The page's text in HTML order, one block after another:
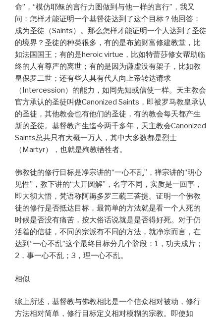
命”，“模仿耶稣的言行力图做到与他一样的言行”，我又
问：怎样才能证明一个基督徒达到了这个目标？他回答：
成为圣徒（Saints）。那么怎样才能证明一个人达到了圣徒
的境界？圣徒的种类很多，有的是布施财富修建教堂，比
如法国国王；有的是heroic virtue，比如特蕾莎修女帮助临
终的人有尊严的离世；有的是因为谦虚没有架子，比如教
皇保罗二世；还有些人具有代人向上帝转达请求
（Intercession）的能力，如同先知或信使一样。天主教会
官方承认的圣徒叫做Canonized Saints，即被罗马教皇承认
的圣徒，其他教会也有他们的圣徒，有的教会每天都产生
新的圣徒。基督教产生迄今两千多年，天主教会Canonized
Saints总共只有大概一万人，其中大多数都是烈士
（Martyr），也就是殉教牺牲者。
佛教徒的修行目标是净宗讲的“一心不乱”，禅宗讲的“明心
见性”，教下讲的“大开圆解”，名字不同，实质是一回事，
即大彻大悟，梵语称阿耨多罗三藐三菩提。证明一个佛教
徒的修行是否抵达目标，最简单的方法就是看一个人死的
时候是否没有痛苦，按大俗话说就是是否得好死。对于仍
活着的信徒，不同的宗派有不同的方法，就净宗而言，在
达到“一心不乱”这个最终目标分几个阶段：1，功夫成片；
2，事一心不乱；3，理一心不乱。
相似
综上所述，基督教与佛教相比是一个信众相对被动，修行
方法相对简单，修行目标定义相对模糊的宗教。即使如